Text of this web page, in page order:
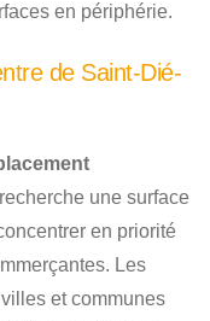
en périphérie.
de Saint-Dié-
une surface
en priorité
Les
et communes